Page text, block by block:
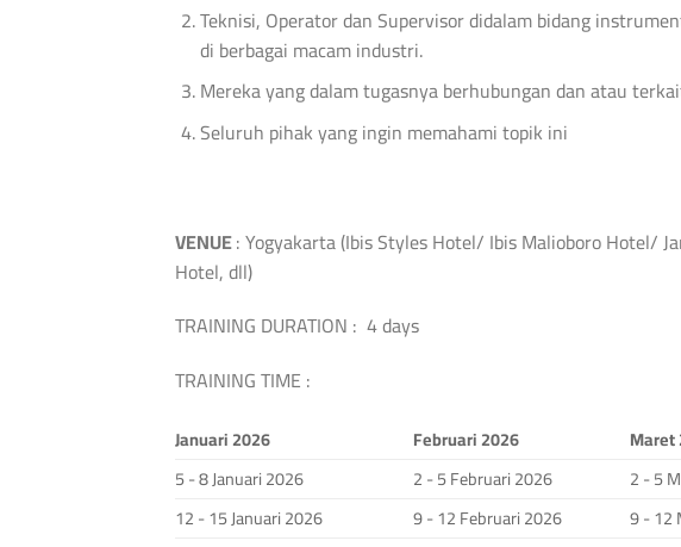
Teknisi, Operator dan Supervisor didalam bidang
di berbagai macam industri.
Mereka yang dalam tugasnya berhubungan dan atau
Seluruh pihak yang ingin memahami topik ini
VENUE: Yogyakarta (Ibis Styles Hotel/ Ibis Malioboro Hotel/
Hotel, dll)
TRAINING DURATION : 4 days
TRAINING TIME :
Januari 2026 Februari 2026 Maret
5 - 8 Januari 2026
2 - 5 Februari 2026 2 - 5
12 - 15 Januari 2026
9 - 12 Februari 2026 9 - 12